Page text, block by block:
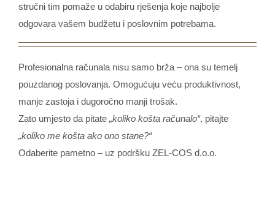
stručni tim pomaže u odabiru rješenja koje najbolje
odgovara vašem budžetu i poslovnim potrebama.
Profesionalna računala nisu samo brža – ona su temelj
pouzdanog poslovanja. Omogućuju veću produktivnost,
manje zastoja i dugoročno manji trošak.
Zato umjesto da pitate „koliko košta računalo“, pitajte
„koliko me košta ako ono stane?“
Odaberite pametno – uz podršku ZEL-COS d.o.o.